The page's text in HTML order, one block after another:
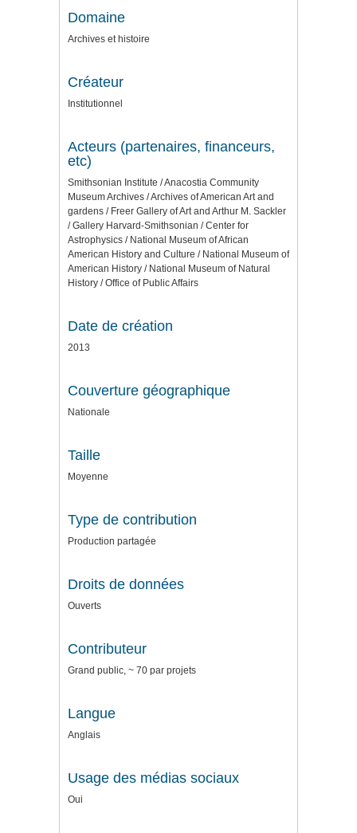
Domaine
Archives et histoire
Créateur
Institutionnel
Acteurs (partenaires, financeurs,
etc)
Smithsonian Institute / Anacostia Community
Museum Archives / Archives of American Art and
gardens / Freer Gallery of Art and Arthur M. Sackler
/ Gallery Harvard-Smithsonian / Center for
Astrophysics / National Museum of African
American History and Culture / National Museum of
American History / National Museum of Natural
History / Office of Public Affairs
Date de création
2013
Couverture géographique
Nationale
Taille
Moyenne
Type de contribution
Production partagée
Droits de données
Ouverts
Contributeur
Grand public, ~ 70 par projets
Langue
Anglais
Usage des médias sociaux
Oui